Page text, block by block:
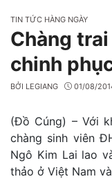
CATEGORIES
TIN TỨC HÀNG NGÀY
Chàng
chinh
BỞI LEGIANG 01/08/
(Đồ Cúng) – Với
chàng sinh viên
Ngô Kim Lai lao
thảo ở Việt Nam